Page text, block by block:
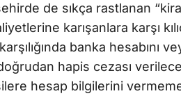
de sıkça rastlanan
karışanlara karşı
banka hesabını
hapis cezası
hesap bilgilerini